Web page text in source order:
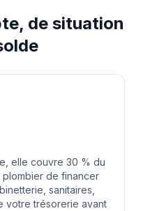
de situation
elle couvre 30 % du
plombier de financer
sanitaires,
votre trésorerie avant